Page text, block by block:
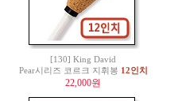
[130] King David
Pear시리즈 코르크 지휘봉 12인치
22,000원